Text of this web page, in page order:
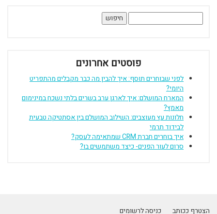
חיפוש:
פוסטים אחרונים
לפני שבוחרים תוסף: איך להבין מה כבר מקבלים מהתפריט
היומי?
המארח המושלם: איך לארגן ערב בשרים בלתי נשכח במינימום
מאמץ?
חלונות עץ מעוצבים: השילוב המושלם בין אסתטיקה טבעית
לבידוד תרמי
איך בוחרים חברת CRM שמתאימה לעסק?
סרום לעור הפנים- כיצד משתמשים בו?
הצטרף ככותב
כניסה לרשומים